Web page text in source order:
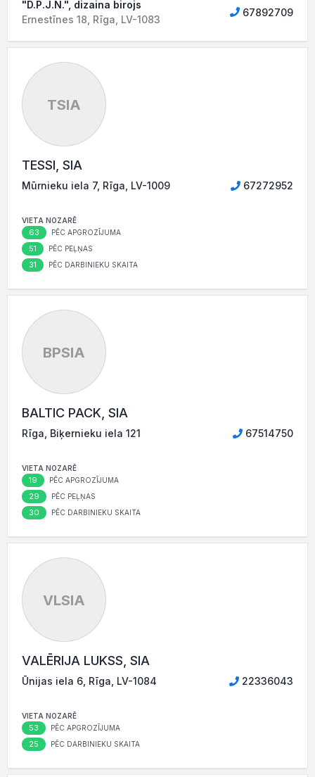
"D.P.J.N.", dizaina birojs
Ernestīnes 18, Rīga, LV-1083
67892709
TSIA
TESSI, SIA
Mūrnieku iela 7, Rīga, LV-1009 67272952
VIETA NOZARĒ
63 PĒC APGROZĪJUMA
51 PĒC PEĻŅAS
31 PĒC DARBINIEKU SKAITA
BPSIA
BALTIC PACK, SIA
Rīga, Biķernieku iela 121 67514750
VIETA NOZARĒ
19 PĒC APGROZĪJUMA
29 PĒC PEĻŅAS
30 PĒC DARBINIEKU SKAITA
VLSIA
VALĒRIJA LUKSS, SIA
Ūnijas iela 6, Rīga, LV-1084 22336043
VIETA NOZARĒ
53 PĒC APGROZĪJUMA
25 PĒC DARBINIEKU SKAITA